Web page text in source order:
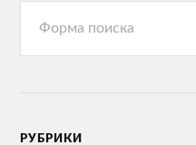
РУБРИКИ